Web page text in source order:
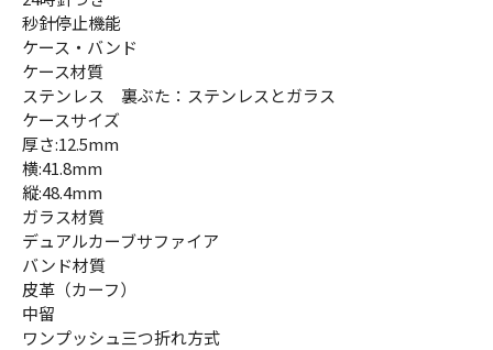
秒針停止機能
ケース・バンド
ケース材質
ステンレス 裏ぶた：ステンレスとガラス
ケースサイズ
厚さ:12.5mm
横:41.8mm
縦:48.4mm
ガラス材質
デュアルカーブサファイア
バンド材質
皮革（カーフ）
中留
ワンプッシュ三つ折れ方式